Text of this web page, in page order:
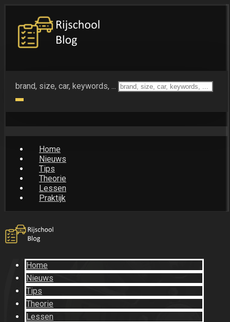
brand, size, car, keywords, ...
Home
Nieuws
Tips
Theorie
Lessen
Praktijk
Home
Nieuws
Tips
Theorie
Lessen